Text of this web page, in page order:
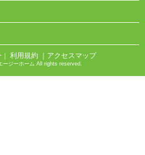
｜ 利用規約 ｜アクセスマップ
ージーホーム All rights reserved.